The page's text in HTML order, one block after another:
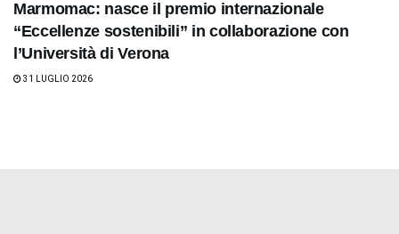
Marmomac: nasce il premio internazionale
“Eccellenze sostenibili” in collaborazione con
l’Università di Verona
31 LUGLIO 2026